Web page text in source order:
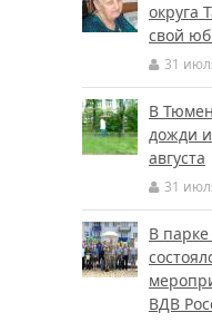
округа
свой
31
В
дожди
августа
31
В
ВДВ